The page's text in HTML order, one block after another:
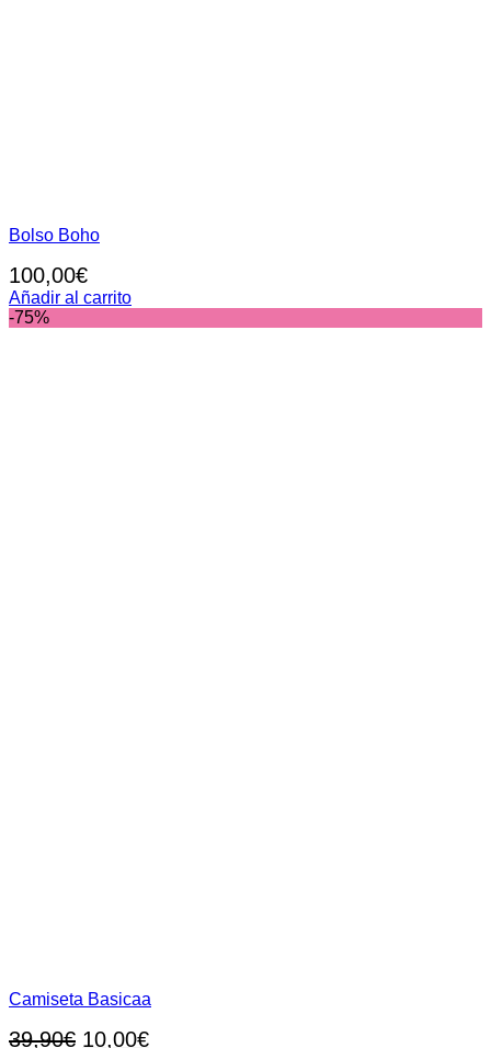
Bolso Boho
100,00€
Añadir al carrito
-75%
Camiseta Basicaa
39,90€ El
10,00€El